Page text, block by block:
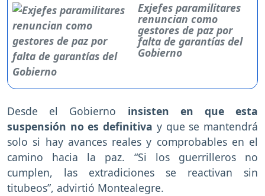
Exjefes paramilitares
renuncian como
gestores de paz por
falta de garantías del
Gobierno
Desde el Gobierno insisten en que esta
suspensión no es definitiva y que se mantendrá
solo si hay avances reales y comprobables en el
camino hacia la paz. “Si los guerrilleros no
cumplen, las extradiciones se reactivan sin
titubeos”, advirtió Montealegre.